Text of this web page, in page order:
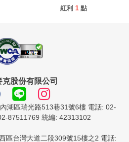
紅利 1 點
克股份有限公司
湖區瑞光路513巷31號6樓 電話: 02-
87511769 統編: 42313102
區台灣大道二段309號15樓之2 電話: